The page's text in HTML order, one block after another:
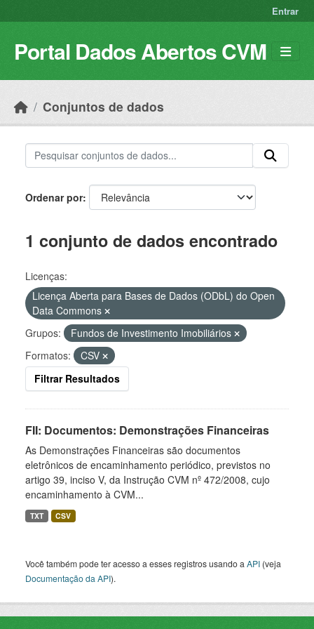
Entrar
Portal Dados Abertos CVM
Conjuntos de dados
Ordenar por
1 conjunto de dados encontrado
Licenças:
Licença Aberta para Bases de Dados (ODbL) do Open
Data Commons
Grupos:
Fundos de Investimento Imobiliários
Formatos:
CSV
Filtrar Resultados
FII: Documentos: Demonstrações Financeiras
As Demonstrações Financeiras são documentos
eletrônicos de encaminhamento periódico, previstos no
artigo 39, inciso V, da Instrução CVM nº 472/2008, cujo
encaminhamento à CVM...
TXT CSV
Você também pode ter acesso a esses registros usando a API (veja
Documentação da API).